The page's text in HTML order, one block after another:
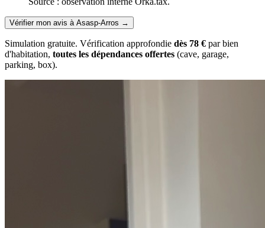
Vérifier mon avis à Asasp-Arros →
Simulation gratuite. Vérification approfondie dès 78 € par bien
d'habitation, toutes les dépendances offertes (cave, garage,
parking, box).